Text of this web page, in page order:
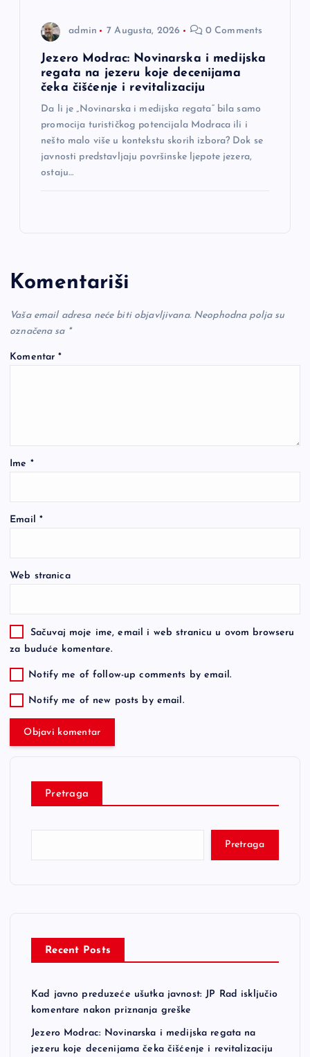
admin 7 Augusta, 2026 0 Comments
Jezero Modrac: Novinarska i medijska
regata na jezeru koje decenijama
čeka čišćenje i revitalizaciju
Da li je „Novinarska i medijska regata“ bila samo
promocija turističkog potencijala Modraca ili i
nešto malo više u kontekstu skorih izbora? Dok se
javnosti predstavljaju površinske ljepote jezera,
ostaju…
Komentariši
Vaša email adresa neće biti objavljivana. Neophodna polja su
označena sa *
Komentar*
Ime *
Email *
Web stranica
Sačuvaj moje ime, email i web stranicu u ovom browseru
za buduće komentare.
Notify me of follow-up comments by email.
Notify me of new posts by email.
Pretraga
Pretraga
Recent Posts
Kad javno preduzeće ušutka javnost: JP Rad isključio
komentare nakon priznanja greške
Jezero Modrac: Novinarska i medijska regata na
jezeru koje decenijama čeka čišćenje i revitalizaciju